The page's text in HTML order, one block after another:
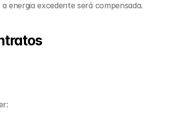
energia excedente será compensada.